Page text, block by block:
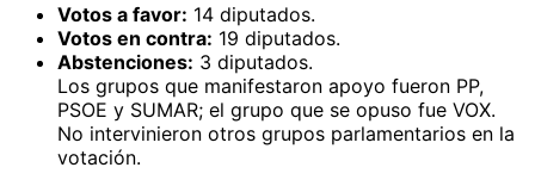
Votos a favor: 14 diputados.
Votos en contra: 19 diputados.
Abstenciones: 3 diputados.
Los grupos que manifestaron apoyo fueron PP,
PSOE y SUMAR; el grupo que se opuso fue VOX.
No intervinieron otros grupos parlamentarios en la
votación.